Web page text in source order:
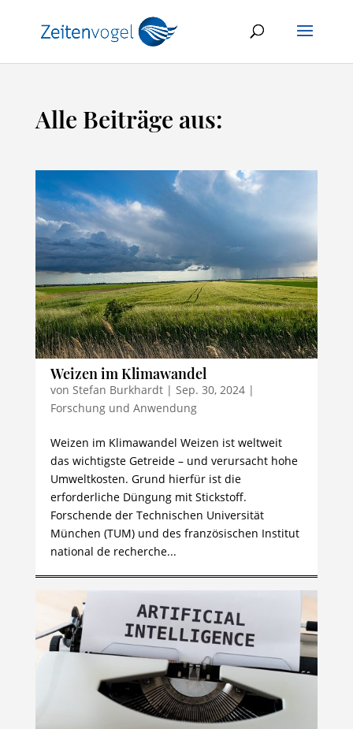
Alle Beiträge aus:
Weizen im Klimawandel
von Stefan Burkhardt| Sep. 30, 2024|
Forschung und Anwendung
Weizen im Klimawandel Weizen ist weltweit
das wichtigste Getreide – und verursacht hohe
Umweltkosten. Grund hierfür ist die
erforderliche Düngung mit Stickstoff.
Forschende der Technischen Universität
München (TUM) und des französischen Institut
national de recherche...